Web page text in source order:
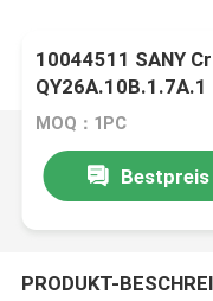
10044511 SANY
QY26A.10B.1.7A.1
MOQ：1PC
Bestpreis
PRODUKT-